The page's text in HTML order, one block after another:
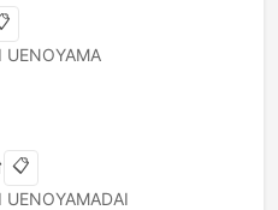
UENOYAMA
📋
UENOYAMADAI